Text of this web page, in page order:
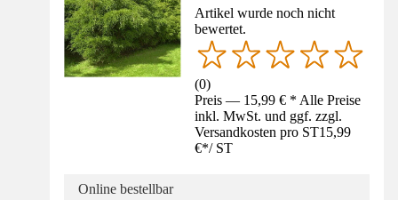
Artikel wurde noch nicht
bewertet.
(0)
Preis — 15,99 € * Alle Preise
inkl. MwSt. und ggf. zzgl.
Versandkosten pro ST15,99
€*/ ST
Online bestellbar